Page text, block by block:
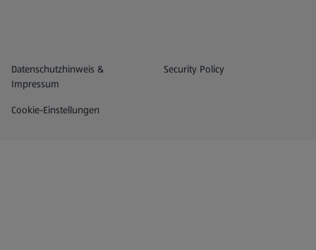
Datenschutz- und Richtlinienmenü
Datenschutzhinweis &
Impressum
Security Policy
(öffnet in einem neuen Tab)
Cookie-Einstellungen